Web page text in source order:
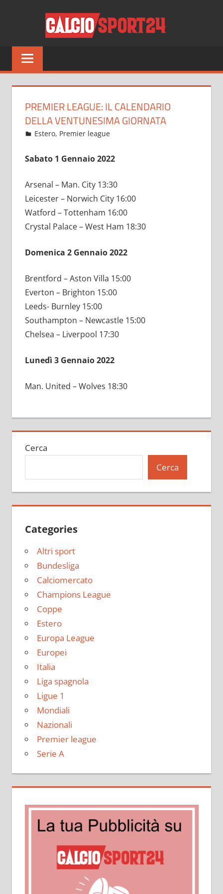
Tutto
sul
del
solo
PREMIER LEAGUE: IL CALENDARIO
DELLA VENTUNESIMA GIORNATA
Dicembre 31, 2021
admin
Estero, Premier league
Sabato 1 Gennaio 2022
Arsenal – Man. City 13:30
Leicester – Norwich City 16:00
Watford – Tottenham 16:00
Crystal Palace – West Ham 18:30
Domenica 2 Gennaio 2022
Brentford – Aston Villa 15:00
Everton – Brighton 15:00
Leeds- Burnley 15:00
Southampton – Newcastle 15:00
Chelsea – Liverpool 17:30
Lunedì 3 Gennaio 2022
Man. United – Wolves 18:30
Cerca
Cerca
Categories
Altri sport
Bundesliga
Calciomercato
Champions League
Coppe
Estero
Europa League
Europei
Italia
Liga spagnola
Ligue 1
Mondiali
Nazionali
Premier league
Serie A